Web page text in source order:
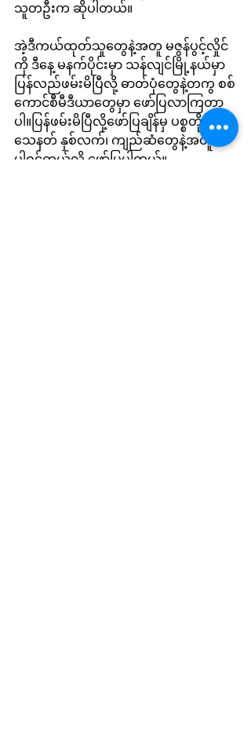
သူတဦးက ဆိုပါတယ်။
အဲ့ဒီကယ်ထုတ်သူတွေနဲ့အတူ မဇွန်ပွင့်လှိုင်
ကို ဒီနေ့ မနက်ပိုင်းမှာ သန်လျင်မြို့နယ်မှာ
ပြန်လည်ဖမ်းမိပြီလို့ ဓာတ်ပုံတွေနဲ့တကွ စစ်
ကောင်စီမီဒီယာတွေမှာ ဖော်ပြလာကြတာ
ပါ။ပြန်ဖမ်းမိပြီလို့ဖော်ပြချိန်မှ ပစ္စတို
သေနတ် နှစ်လက်၊ ကျည်ဆံတွေနဲ့အတူ
ပါဝင်တယ်လို့ ဖော်ပြပါတယ်။